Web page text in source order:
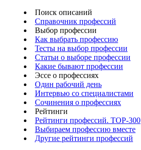
Поиск описаний
Справочник профессий
Выбор профессии
Как выбрать профессию
Тесты на выбор профессии
Статьи о выборе профессии
Какие бывают профессии
Эссе о профессиях
Один рабочий день
Интервью со специалистами
Сочинения о профессиях
Рейтинги
Рейтинги профессий. TOP-300
Выбираем профессию вместе
Другие рейтинги профессий